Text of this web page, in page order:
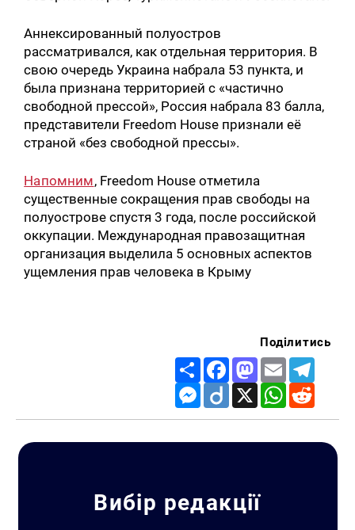
Аннексированный полуостров
рассматривался, как отдельная территория. В
свою очередь Украина набрала 53 пункта, и
была признана территорией с «частично
свободной прессой», Россия набрала 83 балла,
представители Freedom House признали её
страной «без свободной прессы».
Напомним, Freedom House отметила
существенные сокращения прав свободы на
полуострове спустя 3 года, после российской
оккупации. Международная правозащитная
организация выделила 5 основных аспектов
ущемления прав человека в Крыму
Поділитись
Share FacebookMastodon
Email
Messenger
Diigo X WhatsApp
Вибір редакції